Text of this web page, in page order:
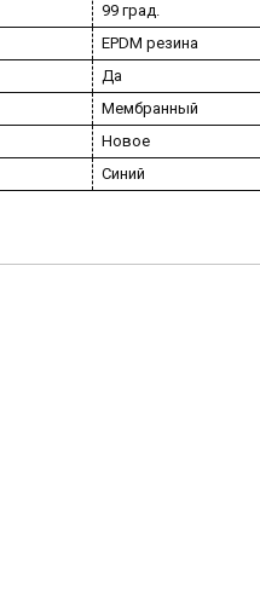
99 град.
EPDM резина
Да
Мембранный
Новое
Синий